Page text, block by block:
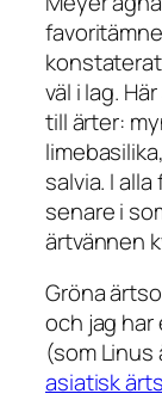
väl i lag.
till ärter:
salvia. I
senare i
ärtvännen
Gröna
och jag har
(som
asiatisk